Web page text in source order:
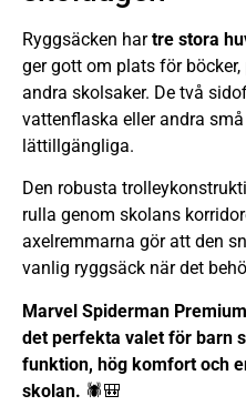
Ryggsäcken hartre stora
ger gott om plats för
andra skolsaker. De två
vattenflaska eller andra
lättillgängliga.
Den robusta
rulla genom skolans
axelremmarna gör att den
vanlig ryggsäck när det
Marvel Spiderman
det perfekta valet för barn
funktion, hög komfort och
skolan. 🕷️🎒